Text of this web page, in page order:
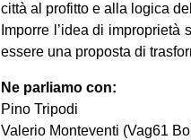
città al profitto e alla logica
Imporre l’idea di
essere una proposta di
Ne parliamo con:
Pino Tripodi
Valerio Monteventi (Vag61